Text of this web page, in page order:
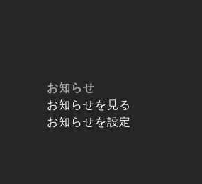
お知らせ
お知らせを見る
お知らせを設定